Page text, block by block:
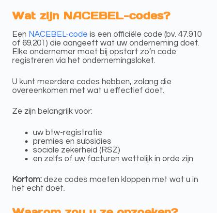
Wat zijn NACEBEL-codes?
Een NACEBEL-code is een officiële code (bv. 47.910
of 69.201) die aangeeft wat uw onderneming doet.
Elke ondernemer moet bij opstart zo’n code
registreren via het ondernemingsloket.
U kunt meerdere codes hebben, zolang die
overeenkomen met wat u effectief doet.
Ze zijn belangrijk voor:
uw btw-registratie
premies en subsidies
sociale zekerheid (RSZ)
en zelfs of uw facturen wettelijk in orde zijn
Kortom: deze codes moeten kloppen met wat u in
het echt doet.